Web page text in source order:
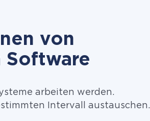
von
Software
arbeiten werden.
Intervall austauschen.